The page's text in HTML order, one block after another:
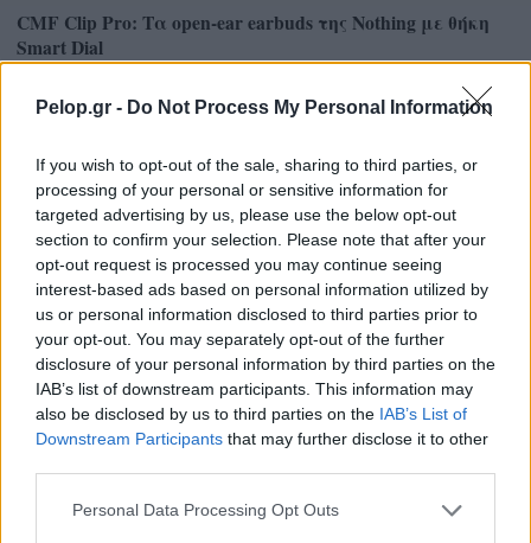
Pelop.gr - Do Not Process My Personal Information
If you wish to opt-out of the sale, sharing to third parties, or
processing of your personal or sensitive information for
targeted advertising by us, please use the below opt-out
section to confirm your selection. Please note that after your
opt-out request is processed you may continue seeing
interest-based ads based on personal information utilized by
us or personal information disclosed to third parties prior to
your opt-out. You may separately opt-out of the further
disclosure of your personal information by third parties on the
IAB’s list of downstream participants. This information may
also be disclosed by us to third parties on the IAB’s List of
Downstream Participants that may further disclose it to other
Please note that this website/app uses one or more Google
Personal Data Processing Opt Outs
CMF Clip Pro: Τα open-ear earbuds της Nothing με θήκη
Smart Dial
Ο ουρανός ετοιμάζει υπερθέαμα – Πλησιάζει η πιο